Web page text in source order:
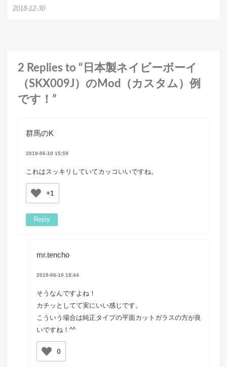
2018-12-30
2 Replies to “日本製ネイビーボーイ
（SKX009J）のMod（カスタム）例
です！”
群馬のK
2019-06-10 15:59
これはスッキリしていてカッコいいですね。
+1
Reply
mr.tencho
2019-06-10 18:44
そうなんですよね！
カチッとしてて実にいい感じです。
こういう場合は純正タイプの平面カットガラスの方が良
いですね！^^
0